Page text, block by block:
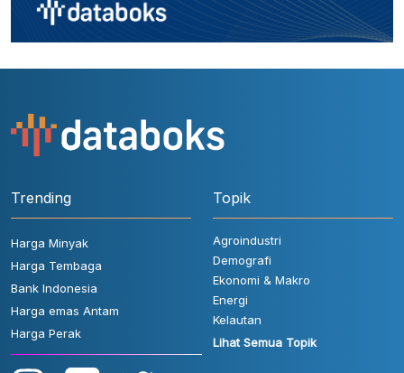
Trending
Harga Minyak
Harga Tembaga
Bank Indonesia
Harga emas Antam
Harga Perak
Topik
Agroindustri
Demografi
Ekonomi & Makro
Energi
Kelautan
Lihat Semua Topik